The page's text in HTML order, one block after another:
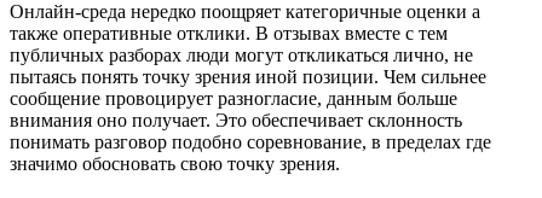
Онлайн-среда нередко поощряет категоричные оценки а
также оперативные отклики. В отзывах вместе с тем
публичных разборах люди могут откликаться лично, не
пытаясь понять точку зрения иной позиции. Чем сильнее
сообщение провоцирует разногласие, данным больше
внимания оно получает. Это обеспечивает склонность
понимать разговор подобно соревнование, в пределах где
значимо обосновать свою точку зрения.